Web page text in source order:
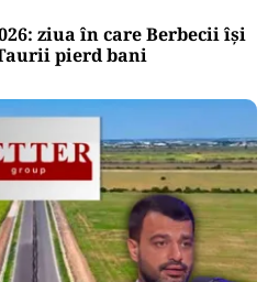
ziua în care Berbecii își
pierd bani